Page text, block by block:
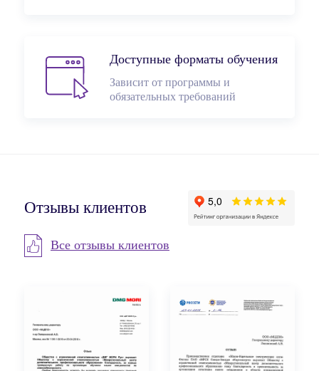
Доступные форматы обучения
Зависит от программы и
обязательных требований
Отзывы клиентов
Все отзывы клиентов